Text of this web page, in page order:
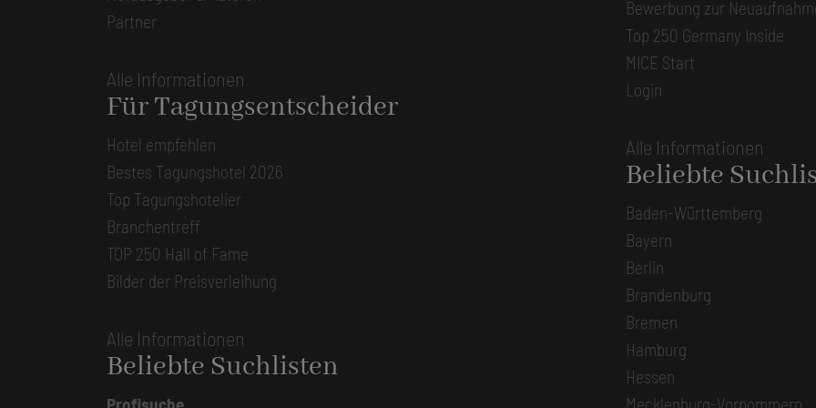
Partner
Alle Informationen
Für Tagungsentscheider
Hotel empfehlen
Bestes Tagungshotel 2026
Top Tagungshotelier
Branchentreff
TOP 250 Hall of Fame
Bilder der Preisverleihung
Alle Informationen
Beliebte Suchlisten
Bewerbung zur
Top 250 Germany Inside
MICE Start
Login
Alle Informationen
Beliebte
Baden-Württemberg
Bayern
Berlin
Brandenburg
Bremen
Hamburg
Hessen